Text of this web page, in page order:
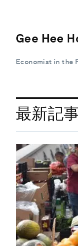
Gee Hee
Economist in the
最新記